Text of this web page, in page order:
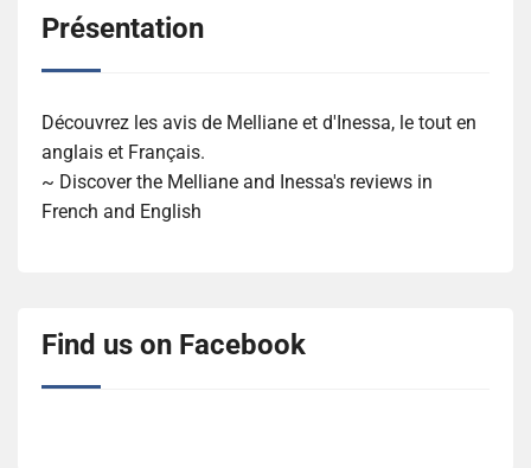
Présentation
Découvrez les avis de Melliane et d'Inessa, le tout en
anglais et Français.
~ Discover the Melliane and Inessa's reviews in
French and English
Find us on Facebook